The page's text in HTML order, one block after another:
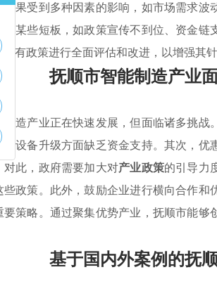
效果受到多种因素的影响，如市场需求
了某些短板，如政策宣传不到位、资金
有政策进行全面评估和改进，以增强其针
抚顺市智能制造产业
造产业正在快速发展，但面临诸多挑战
和设备升级方面缺乏资金支持。其次，
对此，政府需要加大对产业政策的引导力
些政策。此外，鼓励企业进行横向合作
要策略。通过聚集优势产业，抚顺市能
基于国内外案例的抚